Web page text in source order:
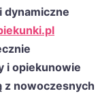
dynamiczne
i opiekunowie
z nowoczesnych